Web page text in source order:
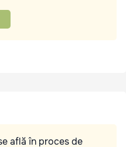
află în proces de